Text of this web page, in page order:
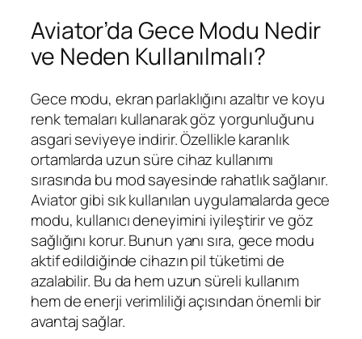
Aviator’da Gece Modu Nedir
ve Neden Kullanılmalı?
Gece modu, ekran parlaklığını azaltır ve koyu
renk temaları kullanarak göz yorgunluğunu
asgari seviyeye indirir. Özellikle karanlık
ortamlarda uzun süre cihaz kullanımı
sırasında bu mod sayesinde rahatlık sağlanır.
Aviator gibi sık kullanılan uygulamalarda gece
modu, kullanıcı deneyimini iyileştirir ve göz
sağlığını korur. Bunun yanı sıra, gece modu
aktif edildiğinde cihazın pil tüketimi de
azalabilir. Bu da hem uzun süreli kullanım
hem de enerji verimliliği açısından önemli bir
avantaj sağlar.